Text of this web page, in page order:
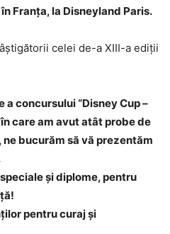
Franța, la Disneyland Paris.
celei de-a XIII-a ediții
a concursului “Disney Cup –
care am avut atât probe de
bucurăm să vă prezentăm
și diplome, pentru
pentru curaj și